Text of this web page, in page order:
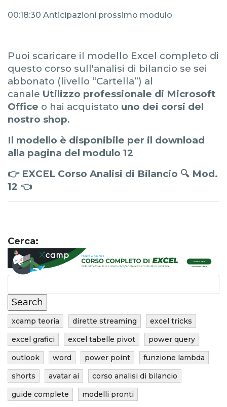
00:18:30 Anticipazioni prossimo modulo
Puoi scaricare il modello Excel completo di
questo corso sull'analisi di bilancio se sei
abbonato (livello “Cartella”) al
canale Utilizzo professionale di Microsoft
Office o hai acquistato uno dei corsi del
nostro shop.
Il modello è disponibile per il download
alla pagina del modulo 12
👉 EXCEL Corso Analisi di Bilancio 🔍 Mod.
12 👈
Cerca:
xcamp teoria dirette streaming
excel tricks
excel grafici
excel tabelle pivot
power query
outlook
word power point
funzione lambda
shorts
avatar ai
corso analisi di bilancio
guide complete
modelli pronti